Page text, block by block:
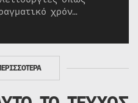
χρόν…